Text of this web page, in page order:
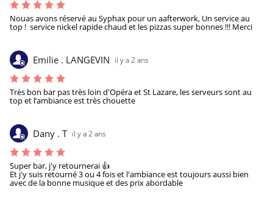
Nouas avons réservé au Syphax pour un aafterwork, Un service au
top !  service nickel rapide chaud et les pizzas super bonnes !!! Merci
Emilie . LANGEVIN il y a 2 ans
Très bon bar pas très loin d'Opéra et St Lazare, les serveurs sont au
top et l’ambiance est très chouette
Dany . T il y a 2 ans
Super bar, j'y retournerai 👍
Et j'y suis retourné 3 ou 4 fois et l'ambiance est toujours aussi bien
avec de la bonne musique et des prix abordable